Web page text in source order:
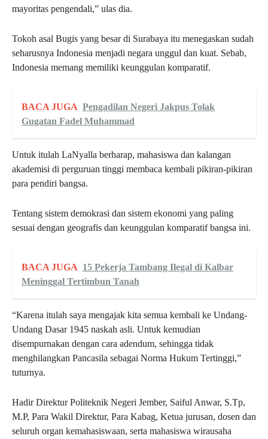
mayoritas pengendali,” ulas dia.
Tokoh asal Bugis yang besar di Surabaya itu menegaskan sudah
seharusnya Indonesia menjadi negara unggul dan kuat. Sebab,
Indonesia memang memiliki keunggulan komparatif.
BACA JUGA Pengadilan Negeri Jakpus Tolak
Gugatan Fadel Muhammad
Untuk itulah LaNyalla berharap, mahasiswa dan kalangan
akademisi di perguruan tinggi membaca kembali pikiran-pikiran
para pendiri bangsa.
Tentang sistem demokrasi dan sistem ekonomi yang paling
sesuai dengan geografis dan keunggulan komparatif bangsa ini.
BACA JUGA 15 Pekerja Tambang Ilegal di Kalbar
Meninggal Tertimbun Tanah
“Karena itulah saya mengajak kita semua kembali ke Undang-
Undang Dasar 1945 naskah asli. Untuk kemudian
disempurnakan dengan cara adendum, sehingga tidak
menghilangkan Pancasila sebagai Norma Hukum Tertinggi,”
tuturnya.
Hadir Direktur Politeknik Negeri Jember, Saiful Anwar, S.Tp,
M.P, Para Wakil Direktur, Para Kabag, Ketua jurusan, dosen dan
seluruh organ kemahasiswaan, serta mahasiswa wirausaha